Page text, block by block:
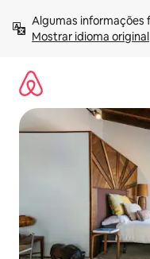
para
Mostrar idioma original